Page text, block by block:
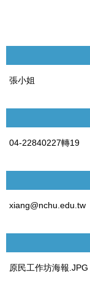
張小姐
04-22840227轉19
xiang@nchu.edu.tw
原民工作坊海報.JPG